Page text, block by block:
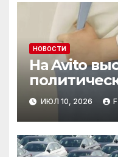
НОВОСТИ
На Avito
необычный
внимание
ИЮЛ 10, 2026